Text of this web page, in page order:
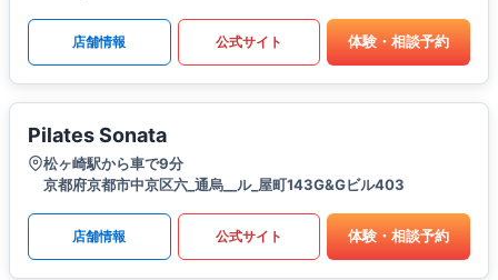
店舗情報 公式サイト 体験・相談予約
Pilates Sonata
松ヶ崎駅から車で9分
京都府京都市中京区六_通烏__ル_屋町143G&Gビル403
店舗情報 公式サイト 体験・相談予約